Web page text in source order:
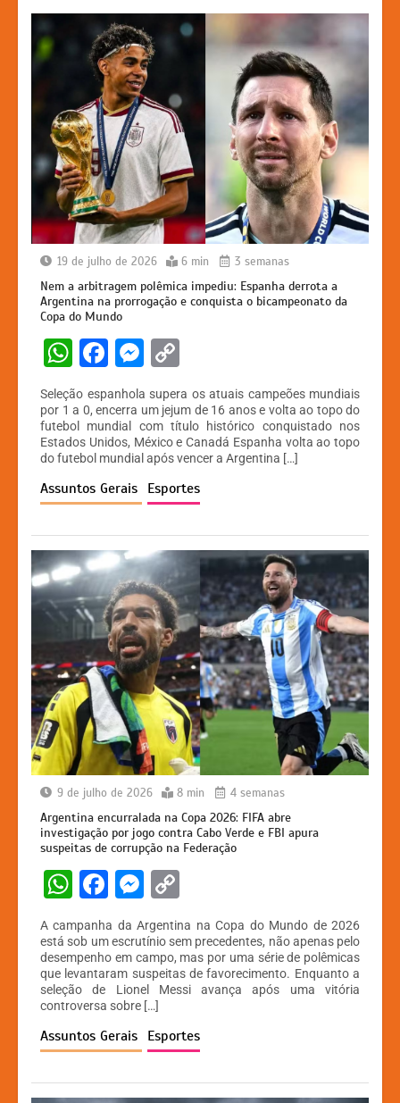
19 de julho de 2026 6 min 3 semanas
Nem a arbitragem polêmica impediu: Espanha derrota a
Argentina na prorrogação e conquista o bicampeonato da
Copa do Mundo
W
h
at
s
A
p
F
a
c
e
b
o
k
M
s
s
e
n
er
p
y
Li
n
Seleção espanhola supera os atuais campeões mundiais
por 1 a 0, encerra um jejum de 16 anos e volta ao topo do
futebol mundial com título histórico conquistado nos
Estados Unidos, México e Canadá Espanha volta ao topo
do futebol mundial após vencer a Argentina […]
Assuntos Gerais Esportes
9 de julho de 2026 8 min 4 semanas
Argentina encurralada na Copa 2026: FIFA abre
investigação por jogo contra Cabo Verde e FBI apura
suspeitas de corrupção na Federação
W
at
s
A
p
p
F
a
c
e
b
o
o
k
M
s
s
e
n
g
er
p
y
Li
n
k
A campanha da Argentina na Copa do Mundo de 2026
está sob um escrutínio sem precedentes, não apenas pelo
desempenho em campo, mas por uma série de polêmicas
que levantaram suspeitas de favorecimento. Enquanto a
seleção de Lionel Messi avança após uma vitória
controversa sobre […]
Assuntos Gerais Esportes